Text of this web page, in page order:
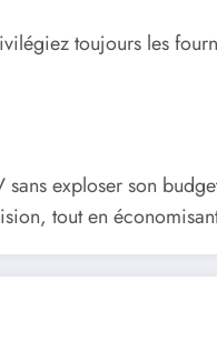
toujours les
exploser son
tout en